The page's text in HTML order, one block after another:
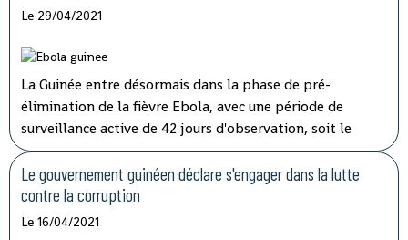
Le 29/04/2021
La Guinée entre désormais dans la phase de pré-
élimination de la fièvre Ebola, avec une période de
surveillance active de 42 jours d'observation, soit le
double de la période d'incubation du virus, a indiqué
mardi à la télévision nationale, Sory Condé, chargé des
études au département surveillance à l'Agence nationale
de sécurité sanitaire (ANSS).
Le gouvernement guinéen déclare s'engager dans la lutte
contre la corruption
Le 16/04/2021